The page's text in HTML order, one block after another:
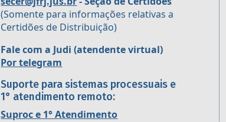
(Somente para informações relativas a
Certidões de Distribuição)
Fale com a Judi (atendente virtual)
Por telegram
Suporte para sistemas processuais e
1° atendimento remoto:
Suproc e 1° Atendimento